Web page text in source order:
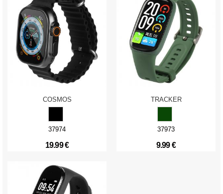
COSMOS
37974
19.99 €
TRACKER
37973
9.99 €